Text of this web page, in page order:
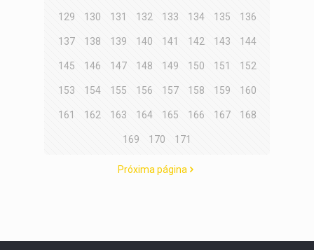
129 130 131 132 133 134 135 136
137 138 139 140 141 142 143 144
145 146 147 148 149 150 151 152
153 154 155 156 157 158 159 160
161 162 163 164 165 166 167 168
169 170 171
Próxima página